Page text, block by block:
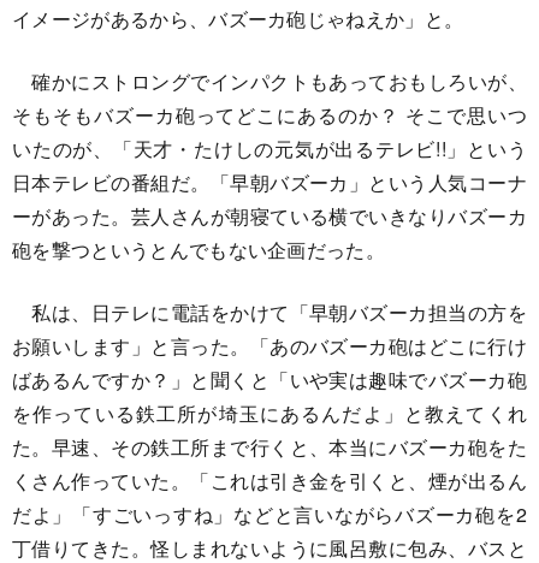
イメージがあるから、バズーカ砲じゃねえか」と。
確かにストロングでインパクトもあっておもしろいが、
そもそもバズーカ砲ってどこにあるのか？ そこで思いつ
いたのが、「天才・たけしの元気が出るテレビ!!」という
日本テレビの番組だ。「早朝バズーカ」という人気コーナ
ーがあった。芸人さんが朝寝ている横でいきなりバズーカ
砲を撃つというとんでもない企画だった。
私は、日テレに電話をかけて「早朝バズーカ担当の方を
お願いします」と言った。「あのバズーカ砲はどこに行け
ばあるんですか？」と聞くと「いや実は趣味でバズーカ砲
を作っている鉄工所が埼玉にあるんだよ」と教えてくれ
た。早速、その鉄工所まで行くと、本当にバズーカ砲をた
くさん作っていた。「これは引き金を引くと、煙が出るん
だよ」「すごいっすね」などと言いながらバズーカ砲を2
丁借りてきた。怪しまれないように風呂敷に包み、バスと